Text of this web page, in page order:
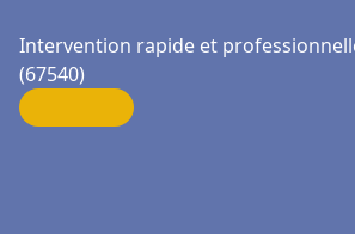
Intervention rapide et
(67540)